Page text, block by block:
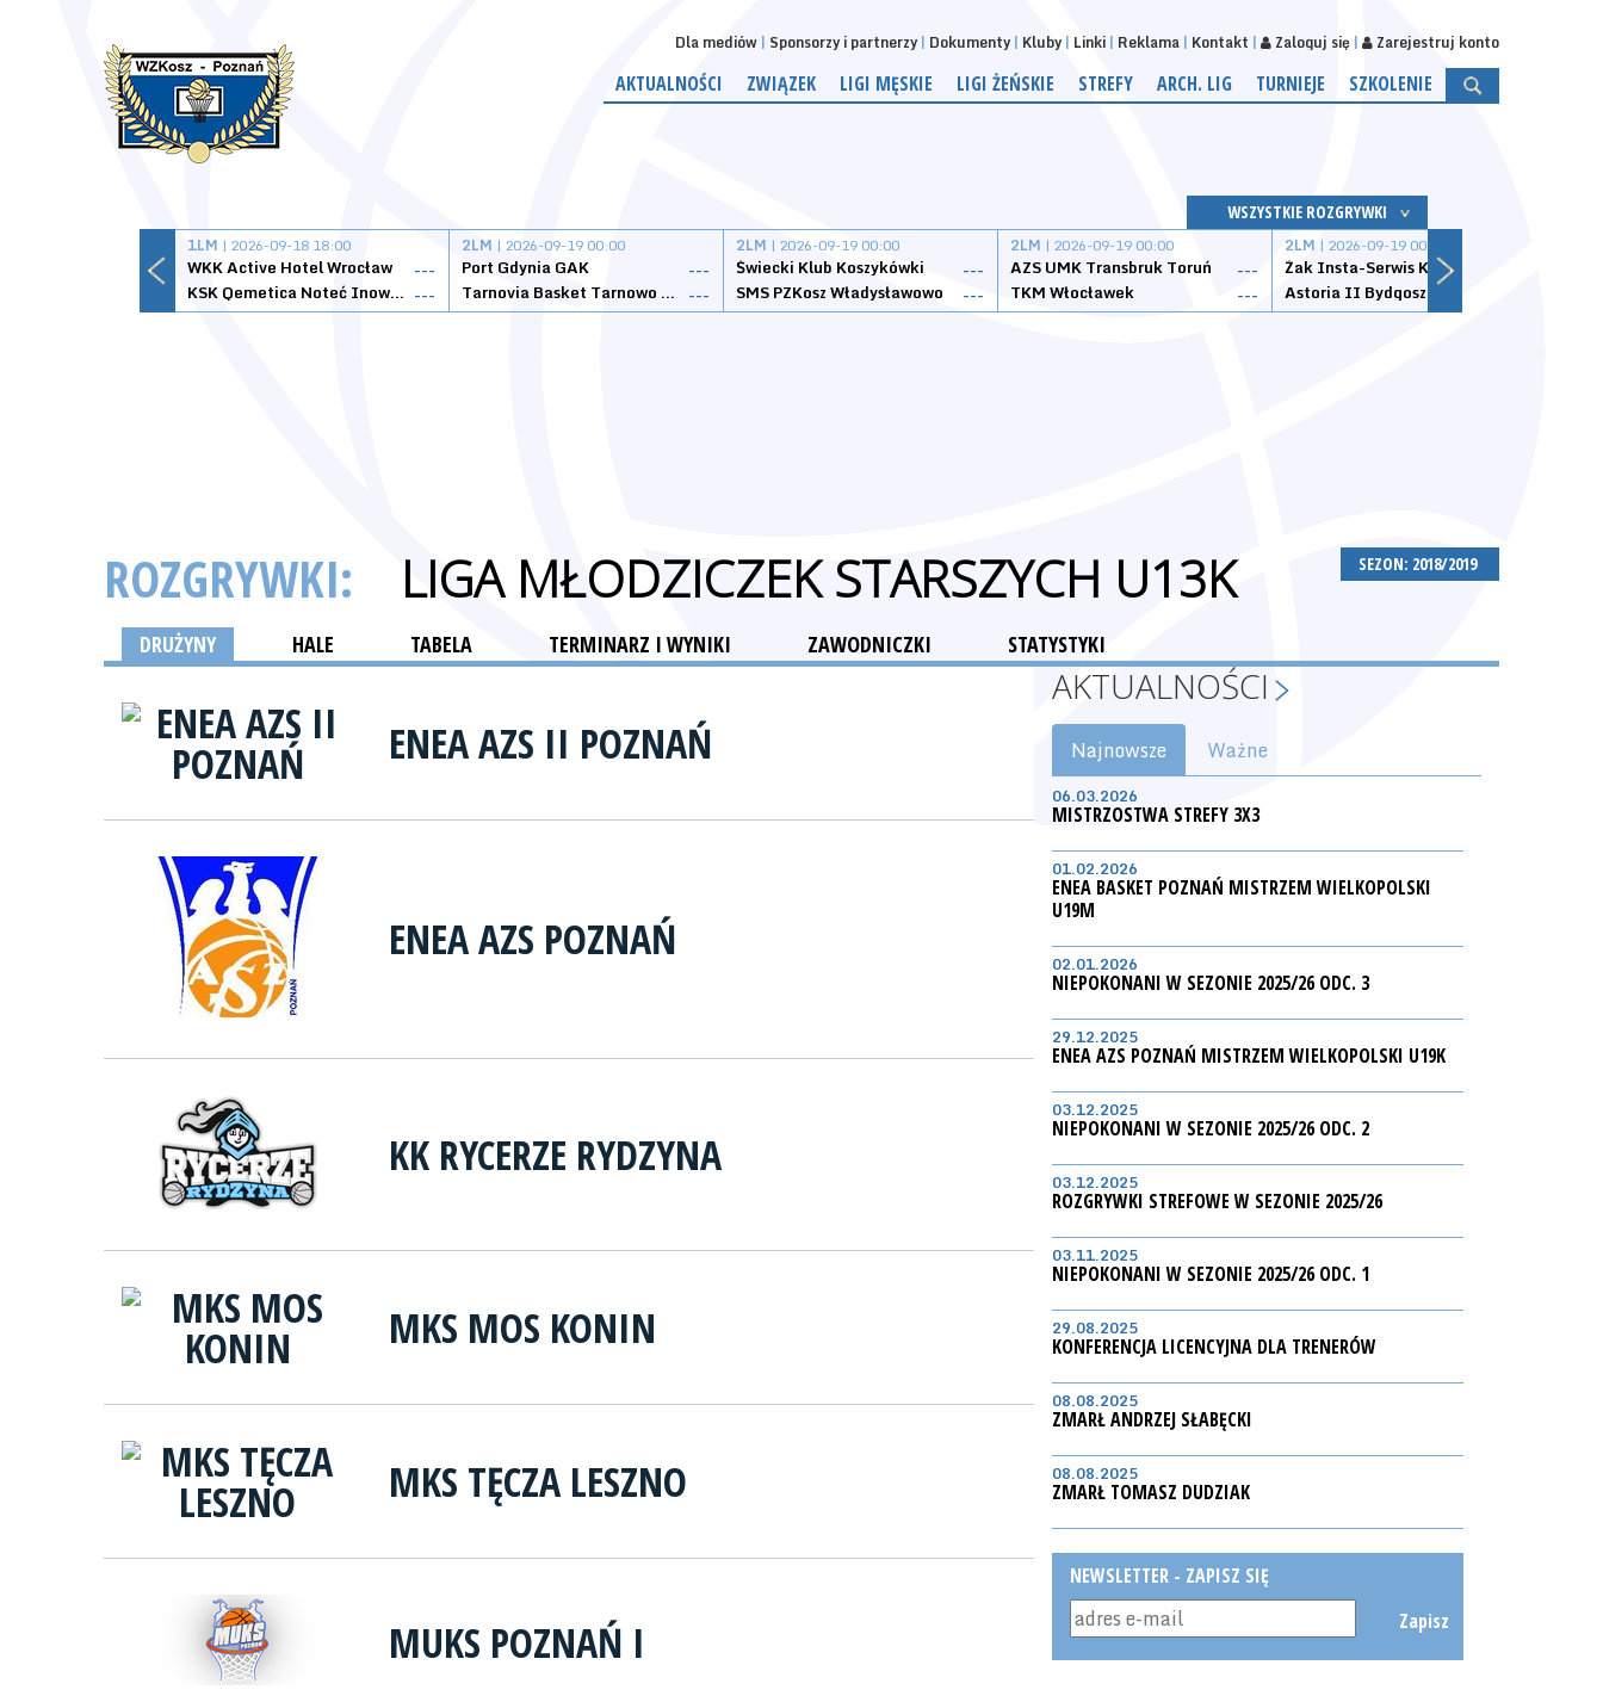
Dla mediów Sponsorzy i partnerzy Dokumenty Kluby Linki Reklama Kontakt Zaloguj się Zarejestruj konto
AKTUALNOŚCI ZWIĄZEK LIGI MĘSKIE LIGI ŻEŃSKIE STREFY ARCH. LIG TURNIEJE SZKOLENIE
WSZYSTKIE ROZGRYWKI
1LM | 2026-09-18 18:00
WKK Active Hotel Wrocław
---
KSK Qemetica Noteć Inowrocław ---
2LM | 2026-09-19 00:00
Port Gdynia GAK
---
Tarnovia Basket Tarnowo Podgórne ---
2LM | 2026-09-19 00:00
Świecki Klub Koszykówki
---
SMS PZKosz Władysławowo
---
2LM | 2026-09-19 00:00
AZS UMK Transbruk Toruń
---
TKM Włocławek
---
2LM | 2026-09-19 00:00
Żak Insta-Serwis Koszalin
Astoria II Bydgoszcz
SEZON: 2018/2019
ROZGRYWKI: LIGA MŁODZICZEK STARSZYCH U13K
DRUŻYNY HALE TABELA TERMINARZ I WYNIKI ZAWODNICZKI STATYSTYKI
ENEA AZS II POZNAŃ
ENEA AZS POZNAŃ
KK RYCERZE RYDZYNA
MKS MOS KONIN
MKS TĘCZA LESZNO
MUKS POZNAŃ I
AKTUALNOŚCI
Najnowsze Ważne
06.03.2026
MISTRZOSTWA STREFY 3X3
01.02.2026
ENEA BASKET POZNAŃ MISTRZEM WIELKOPOLSKI
U19M
02.01.2026
NIEPOKONANI W SEZONIE 2025/26 ODC. 3
29.12.2025
ENEA AZS POZNAŃ MISTRZEM WIELKOPOLSKI U19K
03.12.2025
NIEPOKONANI W SEZONIE 2025/26 ODC. 2
03.12.2025
ROZGRYWKI STREFOWE W SEZONIE 2025/26
03.11.2025
NIEPOKONANI W SEZONIE 2025/26 ODC. 1
29.08.2025
KONFERENCJA LICENCYJNA DLA TRENERÓW
08.08.2025
ZMARŁ ANDRZEJ SŁABĘCKI
08.08.2025
ZMARŁ TOMASZ DUDZIAK
NEWSLETTER - ZAPISZ SIĘ
Zapisz